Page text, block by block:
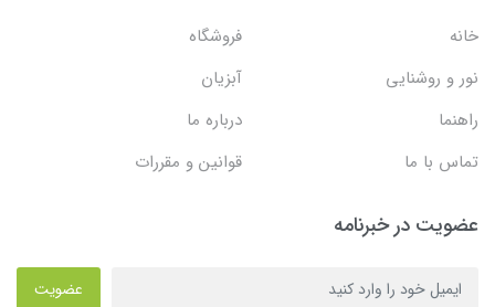
خانه
فروشگاه
نور و روشنایی
آبزیان
راهنما
درباره ما
تماس با ما
قوانین و مقررات
عضویت در خبرنامه
عضویت